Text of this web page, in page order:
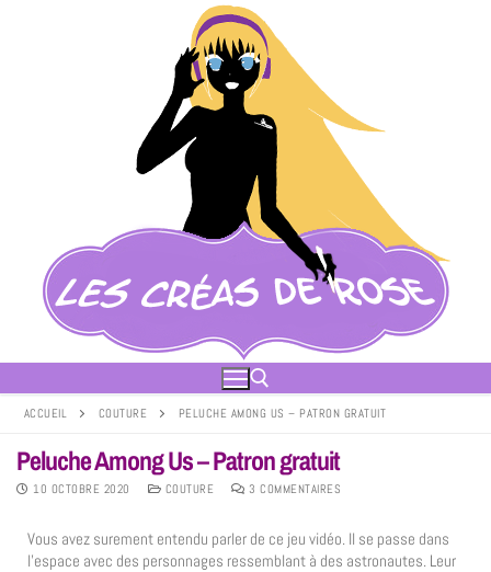
ACCUEIL COUTURE PELUCHE AMONG US – PATRON GRATUIT
Peluche Among Us – Patron gratuit
10 OCTOBRE 2020 COUTURE 3 COMMENTAIRES
Vous avez surement entendu parler de ce jeu vidéo. Il se passe dans
l’espace avec des personnages ressemblant à des astronautes. Leur